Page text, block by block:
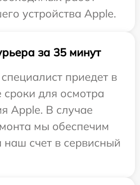
устройства Apple.
за 35 минут
приедет в
для осмотра
Apple. В случае
мы обеспечим
наш счет в сервисный